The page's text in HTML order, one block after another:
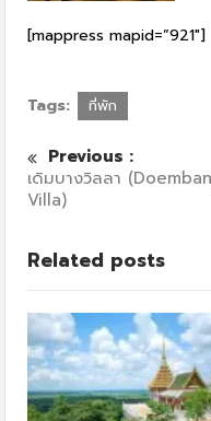
[mappress mapid=”921″]
Tags: ที่พัก
Previous :
เดิมบางวิลลา
Villa)
Related posts